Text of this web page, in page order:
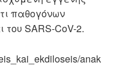
παθογόνων
SARS-CoV-2.
anak